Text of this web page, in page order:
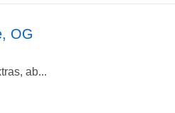
OG
ab...